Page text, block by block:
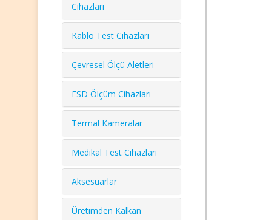
Cihazları
Kablo Test Cihazları
Çevresel Ölçü Aletleri
ESD Ölçüm Cihazları
Termal Kameralar
Medikal Test Cihazları
Aksesuarlar
Üretimden Kalkan